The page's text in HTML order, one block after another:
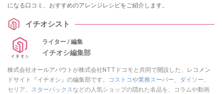
になる口コミ、おすすめのアレンジレシピをご紹介します。
イチオシスト
ライター / 編集
イチオシ編集部
株式会社オールアバウトが株式会社NTTドコモと共同で開設した、レコメン
ドサイト『イチオシ』の編集部です。
コストコや業務スーパー、 ダイソー、
セリア、 スターバックスなどの人気ショップの隠れた名品を、コラムや動画